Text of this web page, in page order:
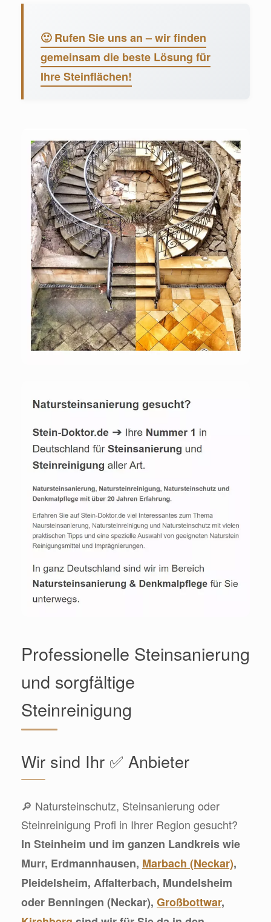
🙂 Rufen Sie uns an – wir finden
gemeinsam die beste Lösung für
Ihre Steinflächen!
Professionelle Steinsanierung
und sorgfältige
Steinreinigung
Wir sind Ihr ✅ Anbieter
🔎 Natursteinschutz, Steinsanierung oder
Steinreinigung Profi in Ihrer Region gesucht?
In Steinheim und im ganzen Landkreis wie
Murr, Erdmannhausen, Marbach (Neckar),
Pleidelsheim, Affalterbach, Mundelsheim
oder Benningen (Neckar), Großbottwar,